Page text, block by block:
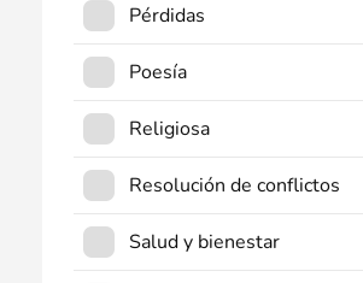
Pérdidas
Poesía
Religiosa
Resolución de conflictos
Salud y bienestar